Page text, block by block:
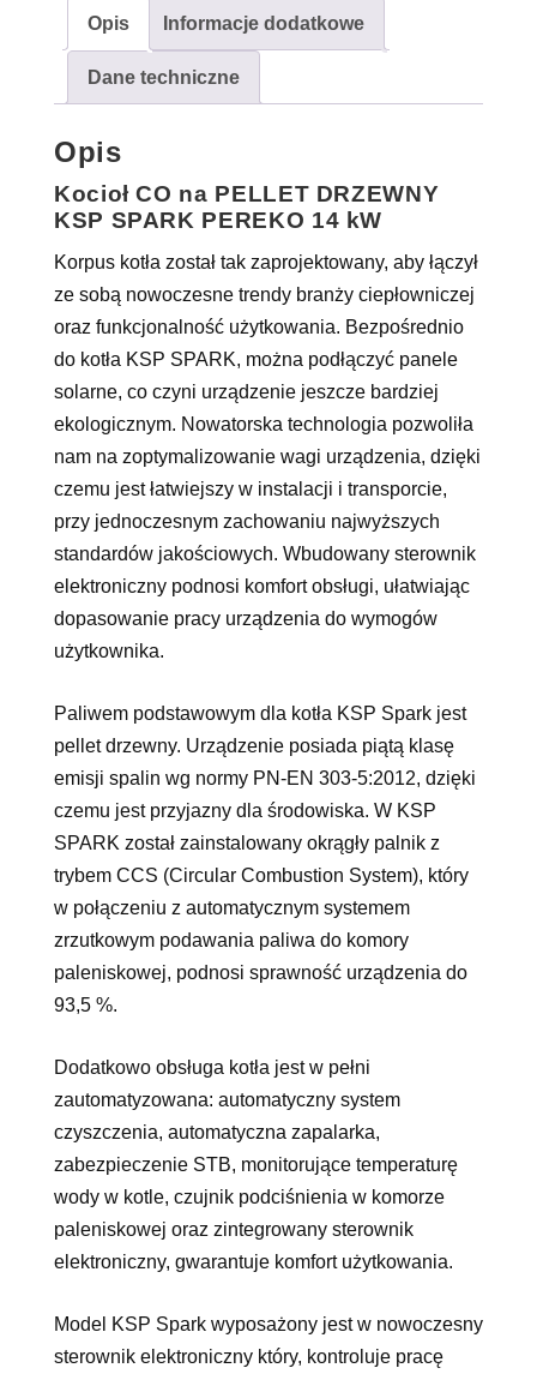
Opis Informacje dodatkowe
Dane techniczne
Opis
Kocioł CO na PELLET DRZEWNY
KSP SPARK PEREKO 14 kW
Korpus kotła został tak zaprojektowany, aby łączył
ze sobą nowoczesne trendy branży ciepłowniczej
oraz funkcjonalność użytkowania. Bezpośrednio
do kotła KSP SPARK, można podłączyć panele
solarne, co czyni urządzenie jeszcze bardziej
ekologicznym. Nowatorska technologia pozwoliła
nam na zoptymalizowanie wagi urządzenia, dzięki
czemu jest łatwiejszy w instalacji i transporcie,
przy jednoczesnym zachowaniu najwyższych
standardów jakościowych. Wbudowany sterownik
elektroniczny podnosi komfort obsługi, ułatwiając
dopasowanie pracy urządzenia do wymogów
użytkownika.
Paliwem podstawowym dla kotła KSP Spark jest
pellet drzewny. Urządzenie posiada piątą klasę
emisji spalin wg normy PN-EN 303-5:2012, dzięki
czemu jest przyjazny dla środowiska. W KSP
SPARK został zainstalowany okrągły palnik z
trybem CCS (Circular Combustion System), który
w połączeniu z automatycznym systemem
zrzutkowym podawania paliwa do komory
paleniskowej, podnosi sprawność urządzenia do
93,5 %.
Dodatkowo obsługa kotła jest w pełni
zautomatyzowana: automatyczny system
czyszczenia, automatyczna zapalarka,
zabezpieczenie STB, monitorujące temperaturę
wody w kotle, czujnik podciśnienia w komorze
paleniskowej oraz zintegrowany sterownik
elektroniczny, gwarantuje komfort użytkowania.
Model KSP Spark wyposażony jest w nowoczesny
sterownik elektroniczny który, kontroluje pracę